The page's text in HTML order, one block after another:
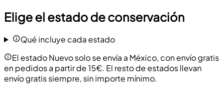
Elige el estado de conservación
Qué incluye cada estado
El estado Nuevo solo se envía a México, con envío gratis
en pedidos a partir de 15€. El resto de estados llevan
envío gratis siempre, sin importe mínimo.